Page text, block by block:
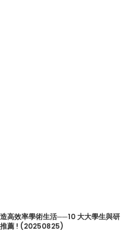
高效率學術生活──10 大大學生與研
推薦 ! (20250825)